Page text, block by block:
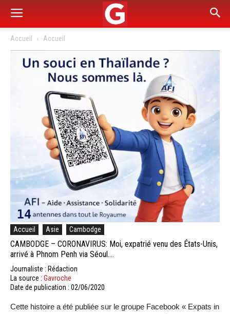
Accueil Accueil
Accueil Asie Cambodge
CAMBODGE – CORONAVIRUS: Moi, expatrié venu des États-Unis,
arrivé à Phnom Penh via Séoul….
Journaliste : Rédaction
La source : Gavroche
Date de publication : 02/06/2020
Cette histoire a été publiée sur le groupe Facebook « Expats in